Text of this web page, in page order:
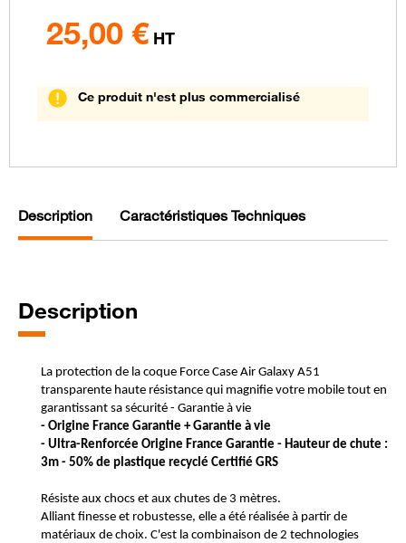
25,00 € HT
Ce produit n'est plus commercialisé
Description Caractéristiques Techniques
Description
La protection de la coque Force Case Air Galaxy A51
transparente haute résistance qui magnifie votre mobile tout en
garantissant sa sécurité - Garantie à vie
- Origine France Garantie + Garantie à vie
- Ultra-Renforcée Origine France Garantie - Hauteur de chute :
3m - 50% de plastique recyclé Certifié GRS
Résiste aux chocs et aux chutes de 3 mètres.
Alliant finesse et robustesse, elle a été réalisée à partir de
matériaux de choix. C'est la combinaison de 2 technologies